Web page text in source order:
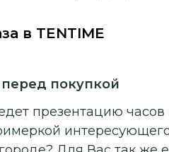
в TENTIME
покупкой
презентацию